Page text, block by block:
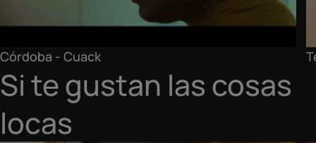
Córdoba - Cuack
Si te gustan las cosas
locas